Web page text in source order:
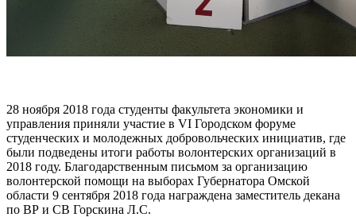
28 ноября 2018 года студенты факультета экономики и
управления приняли участие в VI Городском форуме
студенческих и молодежных добровольческих инициатив, где
были подведены итоги работы волонтерских организаций в
2018 году. Благодарственным письмом за организацию
волонтерской помощи на выборах Губернатора Омской
области 9 сентября 2018 года награждена заместитель декана
по ВР и СВ Горскина Л.С.